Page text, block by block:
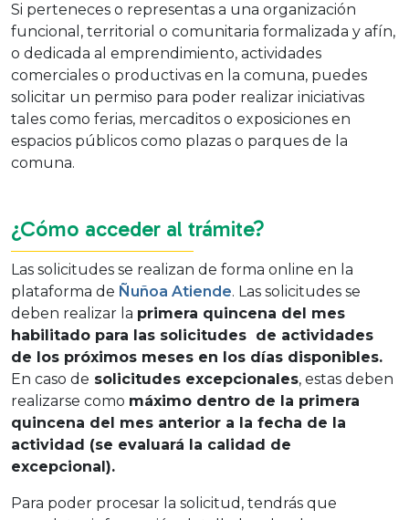
Si perteneces o representas a una organización
funcional, territorial o comunitaria formalizada y afín,
o dedicada al emprendimiento, actividades
comerciales o productivas en la comuna, puedes
solicitar un permiso para poder realizar iniciativas
tales como ferias, mercaditos o exposiciones en
espacios públicos como plazas o parques de la
comuna.
¿Cómo acceder al trámite?
Las solicitudes se realizan de forma online en la
plataforma de Ñuñoa Atiende. Las solicitudes se
deben realizar la primera quincena del mes
habilitado para las solicitudes de actividades
de los próximos meses en los días disponibles.
En caso de solicitudes excepcionales, estas deben
realizarse como máximo dentro de la primera
quincena del mes anterior a la fecha de la
actividad (se evaluará la calidad de
excepcional).
Para poder procesar la solicitud, tendrás que